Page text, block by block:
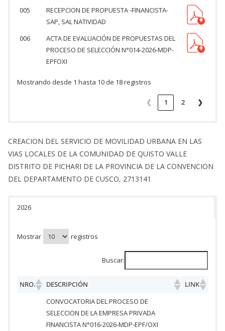
005
RECEPCION DE PROPUESTA -FINANCISTA-
SAP, SAL NATIVIDAD
006
ACTA DE EVALUACIÓN DE PROPUESTAS DEL
PROCESO DE SELECCIÓN N°014-2026-MDP-
EPFOXI
Mostrando desde 1 hasta 10 de 18 registros
❮ 1 2 ❯
CREACION DEL SERVICIO DE MOVILIDAD URBANA EN LAS
VIAS LOCALES DE LA COMUNIDAD DE QUISTO VALLE
DISTRITO DE PICHARI DE LA PROVINCIA DE LA CONVENCION
DEL DEPARTAMENTO DE CUSCO, 2713141
2026
Mostrar registros
Buscar:
NRO. DESCRIPCIÓN
LINK
CONVOCATORIA DEL PROCESO DE
SELECCION DE LA EMPRESA PRIVADA
FINANCISTA N°016-2026-MDP-EPF/OXI